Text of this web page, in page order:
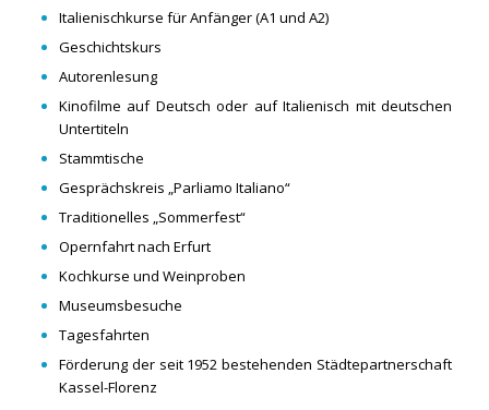
Italienischkurse für Anfänger (A1 und A2)
Geschichtskurs
Autorenlesung
Kinofilme auf Deutsch oder auf Italienisch mit deutschen
Untertiteln
Stammtische
Gesprächskreis „Parliamo Italiano“
Traditionelles „Sommerfest“
Opernfahrt nach Erfurt
Kochkurse und Weinproben
Museumsbesuche
Tagesfahrten
Förderung der seit 1952 bestehenden Städtepartnerschaft
Kassel-Florenz